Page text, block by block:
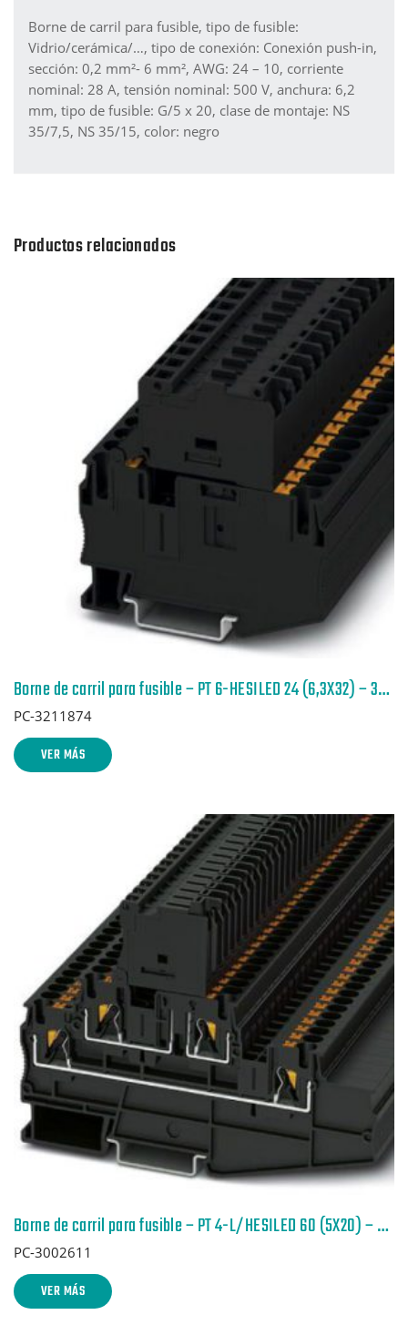
Borne de carril para fusible, tipo de fusible:
Vidrio/cerámica/…, tipo de conexión: Conexión push-in,
sección: 0,2 mm²- 6 mm², AWG: 24 – 10, corriente
nominal: 28 A, tensión nominal: 500 V, anchura: 6,2
mm, tipo de fusible: G/5 x 20, clase de montaje: NS
35/7,5, NS 35/15, color: negro
Productos relacionados
Borne de carril para fusible – PT 6-HESILED 24 (6,3X32) – 3211874
PC-3211874
VER MÁS
Borne de carril para fusible – PT 4-L/HESILED 60 (5X20) – 3002611
PC-3002611
VER MÁS